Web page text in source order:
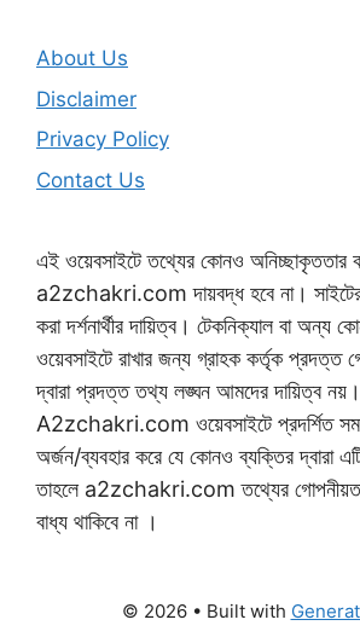
About Us
Disclaimer
Privacy Policy
Contact Us
এই ওয়েবসাইটে তথ্যের কোনও অনিচ্ছাকৃততার
a2zchakri.com দায়বদ্ধ হবে না।
করা দর্শনার্থীর দায়িত্ব। টেকনিক্যাল বা অন্য
ওয়েবসাইটে রাখার জন্য গ্রাহক কর্তৃক প্রদত্ত
দ্বারা প্রদত্ত তথ্য লঙ্ঘন আমদের দায়িত্ব নয়।
A2zchakri.com ওয়েবসাইটে প্রদর্শিত
অর্জন/ব্যবহার করে যে কোনও ব্যক্তির দ্বারা
তাহলে a2zchakri.com তথ্যের গোপনীয়তার
বাধ্য থাকিবে না ।
© 2026 • Built with